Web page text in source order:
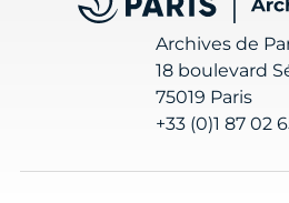
Archives de
18 boulevard
75019 Paris
+33 (0)1 87 02